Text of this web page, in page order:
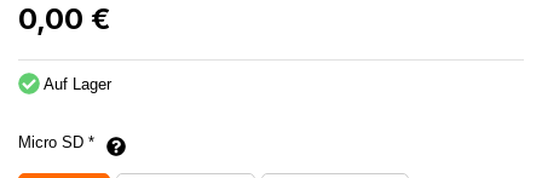
0,00 €
Auf Lager
Micro SD *